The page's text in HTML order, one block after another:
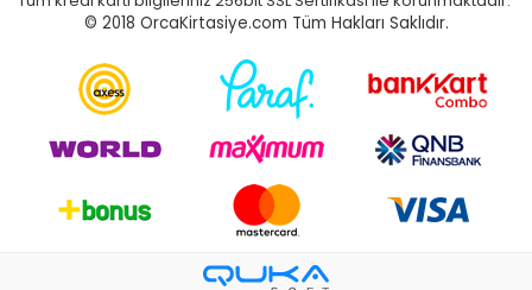
© 2018 OrcaKirtasiye.com Tüm Hakları Saklıdır.